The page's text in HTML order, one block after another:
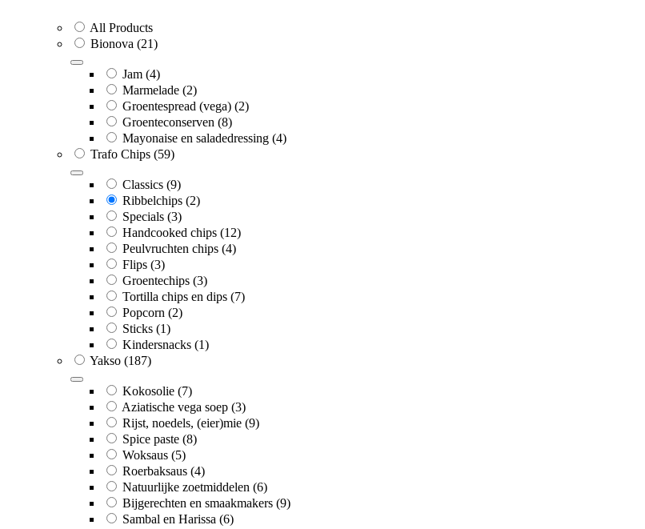
All Products
Bionova (21)
Jam (4)
Marmelade (2)
Groentespread (vega) (2)
Groenteconserven (8)
Mayonaise en saladedressing (4)
Trafo Chips (59)
Classics (9)
Ribbelchips (2)
Specials (3)
Handcooked chips (12)
Peulvruchten chips (4)
Flips (3)
Groentechips (3)
Tortilla chips en dips (7)
Popcorn (2)
Sticks (1)
Kindersnacks (1)
Yakso (187)
Kokosolie (7)
Aziatische vega soep (3)
Rijst, noedels, (eier)mie (9)
Spice paste (8)
Woksaus (5)
Roerbaksaus (4)
Natuurlijke zoetmiddelen (6)
Bijgerechten en smaakmakers (9)
Sambal en Harissa (6)